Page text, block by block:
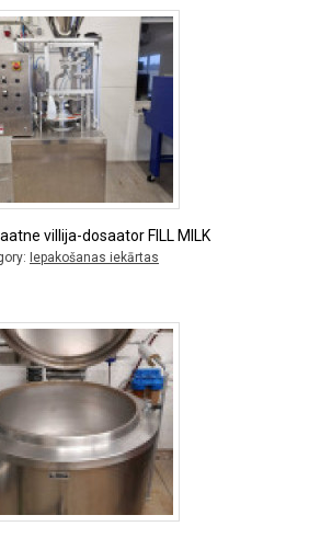
villija-dosaator FILL MILK
Iepakošanas iekārtas